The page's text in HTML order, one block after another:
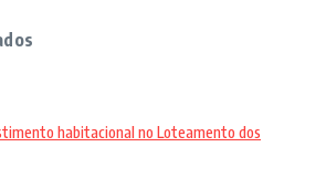
habitacional no Loteamento dos